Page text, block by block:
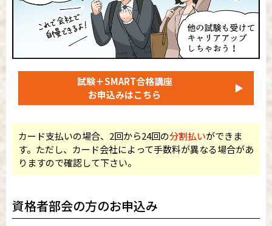
試験＋SMART合格講座
お申込みはこちら
▶
カード支払いの場合、2回から24回の分割払いができま
す。ただし、カード会社によって手数料が異なる場合があ
りますので確認して下さい。
資格者部会の方のお申込み